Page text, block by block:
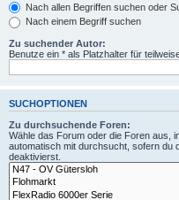
Nach allen Begriffen suchen oder
Nach einem Begriff suchen
Zu suchender Autor:
Benutze ein * als Platzhalter für
SUCHOPTIONEN
Zu durchsuchende Foren:
Wähle das Forum oder die Foren aus,
automatisch mit durchsucht, sofern du
deaktivierst.